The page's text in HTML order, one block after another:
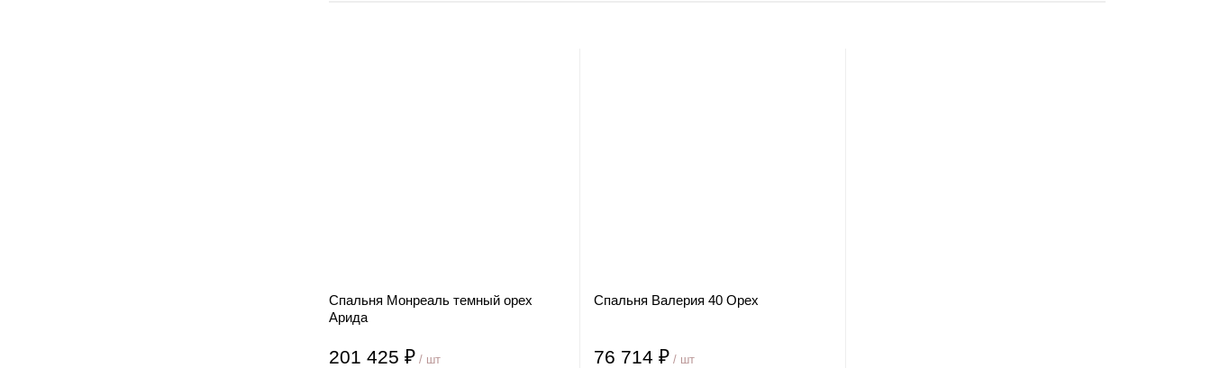
Спальня Монреаль темный орех
Арида
201 425 ₽ / шт
Спальня Валерия 40 Орех
76 714 ₽ / шт